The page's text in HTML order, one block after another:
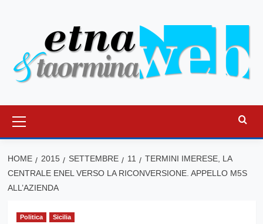
principale
HOME 2015 SETTEMBRE 11
TERMINI IMERESE, LA
CENTRALE ENEL VERSO LA RICONVERSIONE. APPELLO M5S
ALL’AZIENDA
Politica Sicilia